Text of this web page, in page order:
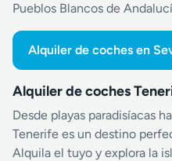
Pueblos Blancos de
Alquiler de coches en
Alquiler de coches
Desde playas paradisíacas
Tenerife es un destino
Alquila el tuyo y explora la